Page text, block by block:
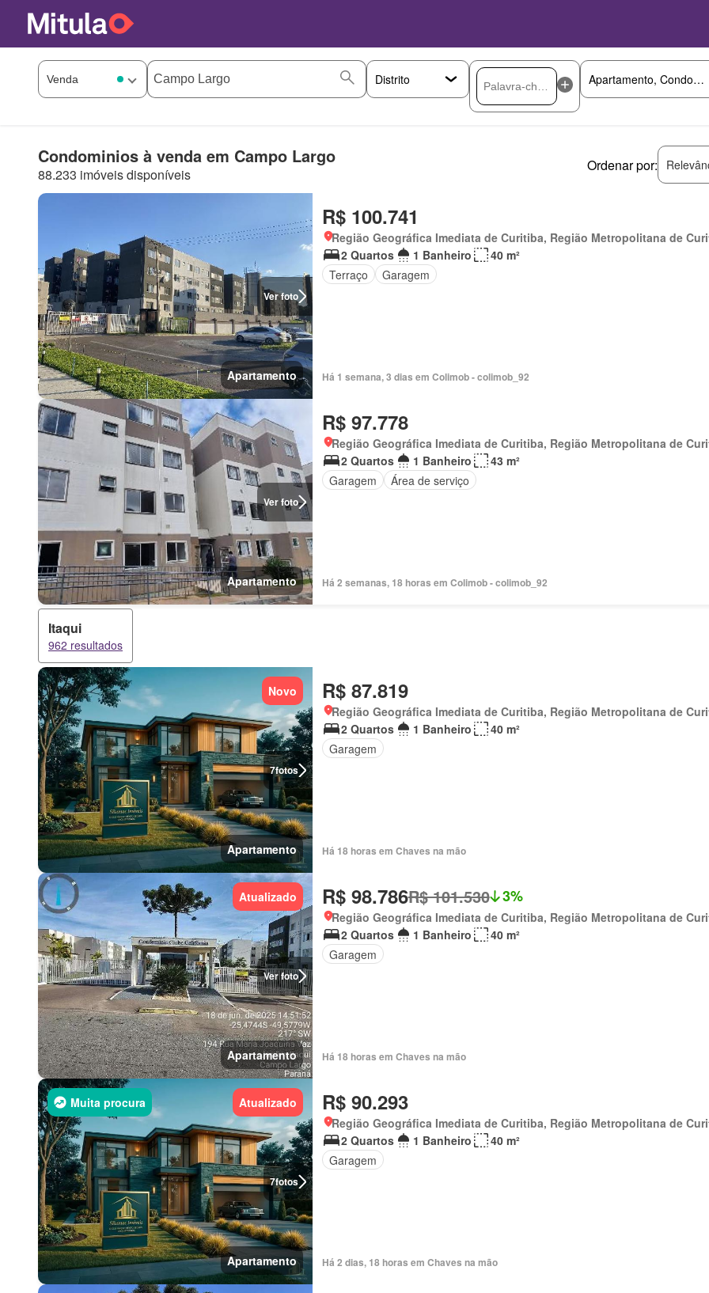
Condominios à venda em Campo Largo
88.233 imóveis disponíveis
Ordenar por:
Ver foto
Apartamento
R$ 100.741
Região Geográfica Imediata de Curitiba, Região Metropolitana de
2 Quartos
1 Banheiro
40 m²
Terraço
Garagem
Há 1 semana, 3 dias em Colimob - colimob_92
Ver foto
Apartamento
R$ 97.778
Região Geográfica Imediata de Curitiba, Região Metropolitana de
2 Quartos
1 Banheiro
43 m²
Garagem
Área de serviço
Há 2 semanas, 18 horas em Colimob - colimob_92
Itaqui
962 resultados
7fotos
Novo
Apartamento
R$ 87.819
Região Geográfica Imediata de Curitiba, Região Metropolitana de
2 Quartos
1 Banheiro
40 m²
Garagem
Há 18 horas em Chaves na mão
Ver foto
Atualizado
Apartamento
R$ 98.786R$ 101.530 3%
Região Geográfica Imediata de Curitiba, Região Metropolitana de
2 Quartos
1 Banheiro
40 m²
Garagem
Há 18 horas em Chaves na mão
7fotos
Muita procura Atualizado
Apartamento
R$ 90.293
Região Geográfica Imediata de Curitiba, Região Metropolitana de
2 Quartos
1 Banheiro
40 m²
Garagem
Há 2 dias, 18 horas em Chaves na mão